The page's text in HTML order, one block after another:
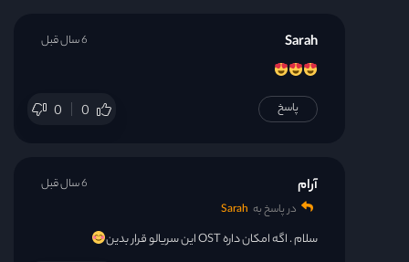
Sarah
0 0
6 سال قبل
پاسخ
آرام
در پاسخ به Sarah
سلام . اگه امکان داره OST این سریالو قرار بدین
6 سال قبل